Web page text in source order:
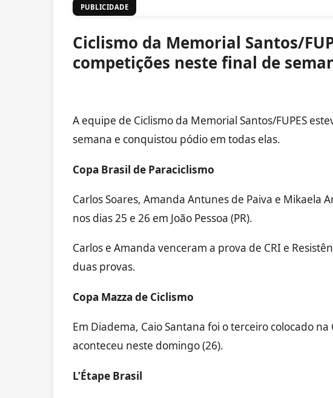
PUBLICIDADE
Ciclismo da Memorial Santos/
competições neste final de
A equipe de Ciclismo da Memorial Santos/FUPES
semana e conquistou pódio em todas elas.
Copa Brasil de Paraciclismo
Carlos Soares, Amanda Antunes de Paiva e Mikaela
nos dias 25 e 26 em João Pessoa (PR).
Carlos e Amanda venceram a prova de CRI e
duas provas.
Copa Mazza de Ciclismo
Em Diadema, Caio Santana foi o terceiro colocado na
aconteceu neste domingo (26).
L’Étape Brasil